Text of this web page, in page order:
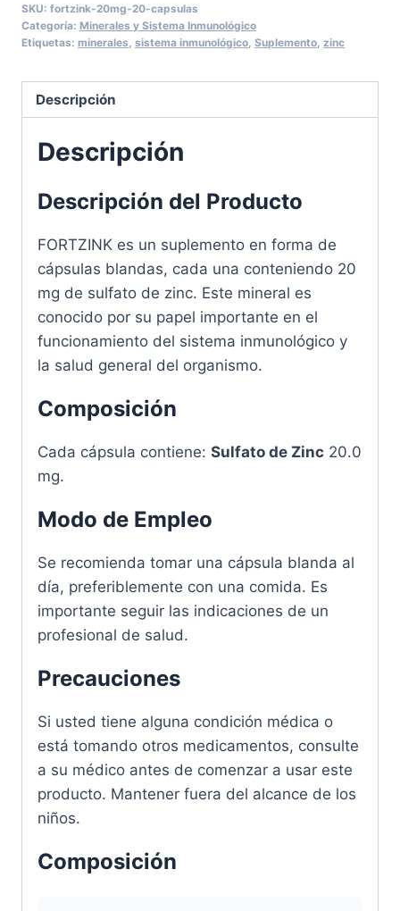
de
20
20
cantidad
SKU: fortzink-20mg-20-capsulas
Categoría: Minerales y Sistema Inmunológico
Etiquetas: minerales sistema inmunológico Suplemento zinc
Descripción
Descripción
Descripción del Producto
FORTZINK es un suplemento en forma de
cápsulas blandas, cada una conteniendo 20
mg de sulfato de zinc. Este mineral es
conocido por su papel importante en el
funcionamiento del sistema inmunológico y
la salud general del organismo.
Composición
Cada cápsula contiene: Sulfato de Zinc 20.0
mg.
Modo de Empleo
Se recomienda tomar una cápsula blanda al
día, preferiblemente con una comida. Es
importante seguir las indicaciones de un
profesional de salud.
Precauciones
Si usted tiene alguna condición médica o
está tomando otros medicamentos, consulte
a su médico antes de comenzar a usar este
producto. Mantener fuera del alcance de los
niños.
Composición